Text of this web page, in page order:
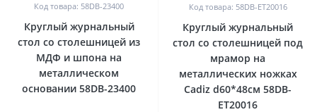
Код товара: 58DB-23400
Круглый журнальный
стол со столешницей из
МДФ и шпона на
металлическом
основании 58DB-23400
Код товара: 58DB-ET20016
Круглый журнальный
стол со столешницей под
мрамор на
металлических ножках
Cadiz d60*48см 58DB-
ET20016